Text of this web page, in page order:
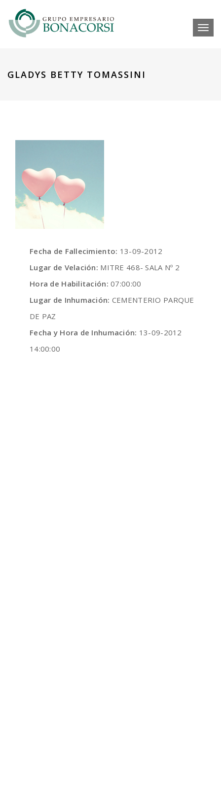
GLADYS BETTY TOMASSINI
Fecha de Fallecimiento: 13-09-2012
Lugar de Velación: MITRE 468- SALA Nº 2
Hora de Habilitación:07:00:00
Lugar de Inhumación: CEMENTERIO PARQUE
DE PAZ
Fecha y Hora de Inhumación: 13-09-2012
14:00:00